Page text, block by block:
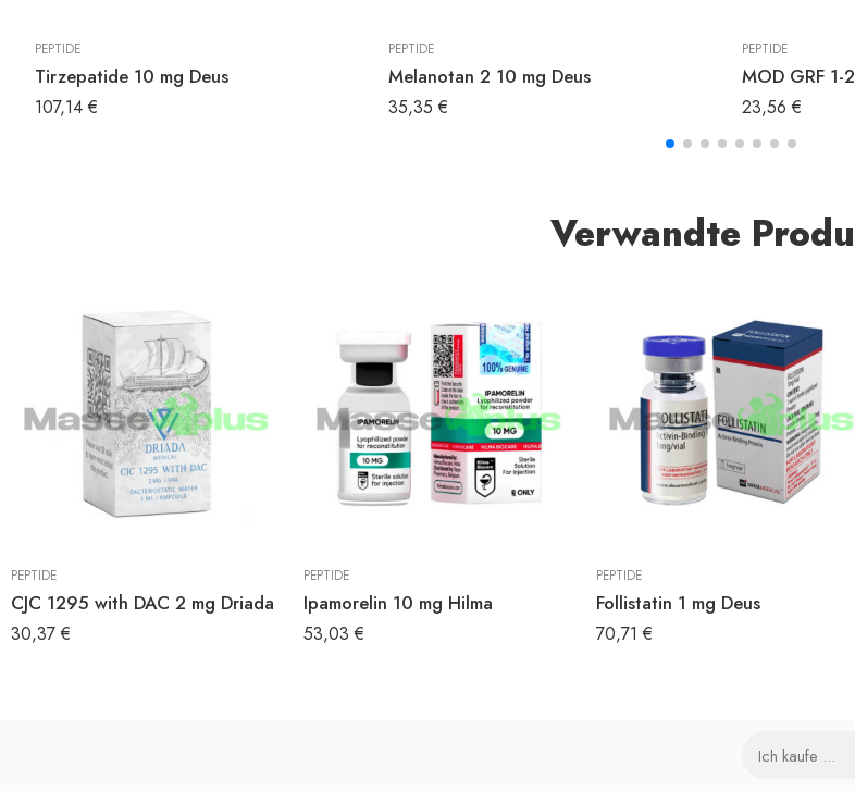
PEPTIDE
Tirzepatide 10 mg Deus
107,14 €
PEPTIDE
Melanotan 2 10 mg Deus
35,35 €
PEPTIDE
MOD GRF 1-
23,56 €
Verwandte
PEPTIDE
CJC 1295 with DAC 2 mg Driada
30,37 €
PEPTIDE
Ipamorelin 10 mg Hilma
53,03 €
PEPTIDE
Follistatin 1 mg Deus
70,71 €